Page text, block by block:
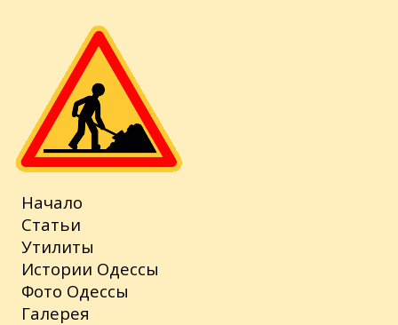
Начало
Статьи
Утилиты
Истории Одессы
Фото Одессы
Галерея